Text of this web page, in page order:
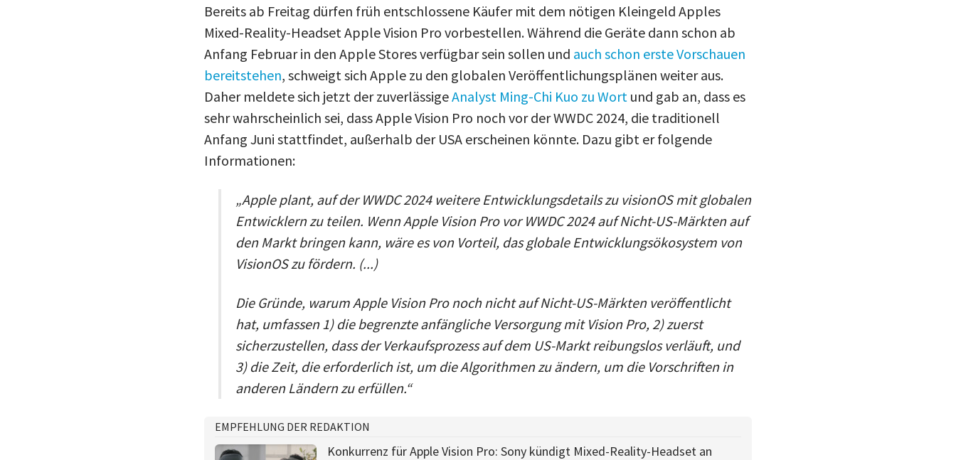
Bereits ab Freitag dürfen früh entschlossene Käufer mit dem nötigen Kleingeld Apples
Mixed-Reality-Headset Apple Vision Pro vorbestellen. Während die Geräte dann schon ab
Anfang Februar in den Apple Stores verfügbar sein sollen und auch schon erste Vorschauen
bereitstehen, schweigt sich Apple zu den globalen Veröffentlichungsplänen weiter aus.
Daher meldete sich jetzt der zuverlässigeAnalyst Ming-Chi Kuo zu Wort und gab an, dass es
sehr wahrscheinlich sei, dass Apple Vision Pro noch vor der WWDC 2024, die traditionell
Anfang Juni stattfindet, außerhalb der USA erscheinen könnte. Dazu gibt er folgende
Informationen:
„Apple plant, auf der WWDC 2024 weitere Entwicklungsdetails zu visionOS mit globalen
Entwicklern zu teilen. Wenn Apple Vision Pro vor WWDC 2024 auf Nicht-US-Märkten auf
den Markt bringen kann, wäre es von Vorteil, das globale Entwicklungsökosystem von
VisionOS zu fördern. (...)
Die Gründe, warum Apple Vision Pro noch nicht auf Nicht-US-Märkten veröffentlicht
hat, umfassen 1) die begrenzte anfängliche Versorgung mit Vision Pro, 2) zuerst
sicherzustellen, dass der Verkaufsprozess auf dem US-Markt reibungslos verläuft, und
3) die Zeit, die erforderlich ist, um die Algorithmen zu ändern, um die Vorschriften in
anderen Ländern zu erfüllen.“
EMPFEHLUNG DER REDAKTION
Konkurrenz für Apple Vision Pro: Sony kündigt Mixed-Reality-Headset an